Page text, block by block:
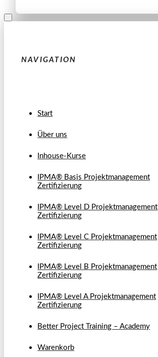
NAVIGATION
Start
Über uns
Inhouse-Kurse
IPMA® Basis Projektmanagement
Zertifizierung
IPMA® Level D Projektmanagement
Zertifizierung
IPMA® Level C Projektmanagement
Zertifizierung
IPMA® Level B Projektmanagement
Zertifizierung
IPMA® Level A Projektmanagement
Zertifizierung
Better Project Training – Academy
Warenkorb